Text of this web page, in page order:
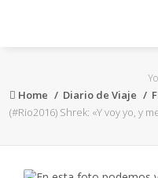
ACB
EuroLeague
Home Diario de Viaje
(#Rio2016) Shrek: «Y voy yo, y